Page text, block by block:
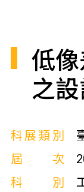
低
之
科展類別
屆次
科別